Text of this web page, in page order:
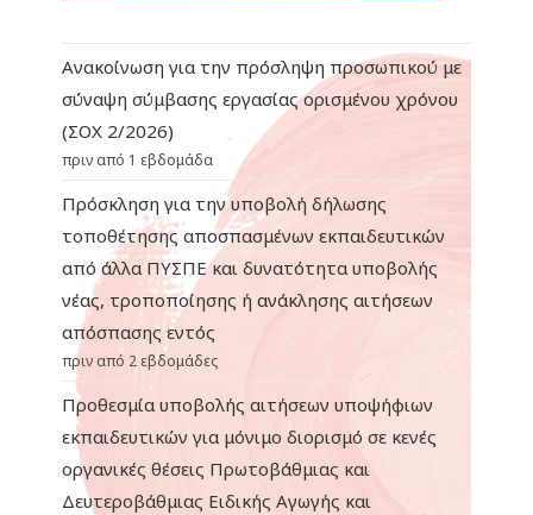
Ανακοίνωση για την πρόσληψη προσωπικού με
σύναψη σύμβασης εργασίας ορισμένου χρόνου
(ΣΟΧ 2/2026)
πριν από 1 εβδομάδα
Πρόσκληση για την υποβολή δήλωσης
τοποθέτησης αποσπασμένων εκπαιδευτικών
από άλλα ΠΥΣΠΕ και δυνατότητα υποβολής
νέας, τροποποίησης ή ανάκλησης αιτήσεων
απόσπασης εντός
πριν από 2 εβδομάδες
Προθεσμία υποβολής αιτήσεων υποψήφιων
εκπαιδευτικών για μόνιμο διορισμό σε κενές
οργανικές θέσεις Πρωτοβάθμιας και
Δευτεροβάθμιας Ειδικής Αγωγής και